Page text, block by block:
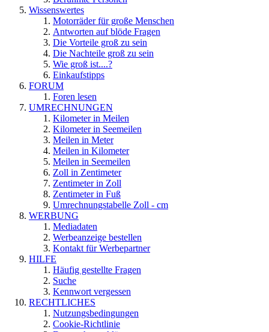
Wissenswertes
Motorräder für große Menschen
Antworten auf blöde Fragen
Die Vorteile groß zu sein
Die Nachteile groß zu sein
Wie groß ist....?
Einkaufstipps
FORUM
Foren lesen
UMRECHNUNGEN
Kilometer in Meilen
Kilometer in Seemeilen
Meilen in Meter
Meilen in Kilometer
Meilen in Seemeilen
Zoll in Zentimeter
Zentimeter in Zoll
Zentimeter in Fuß
Umrechnungstabelle Zoll - cm
WERBUNG
Mediadaten
Werbeanzeige bestellen
Kontakt für Werbepartner
HILFE
Häufig gestellte Fragen
Suche
Kennwort vergessen
RECHTLICHES
Nutzungsbedingungen
Cookie-Richtlinie